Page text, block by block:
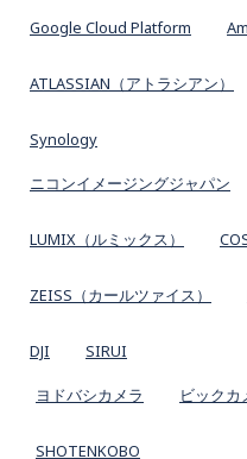
Google Cloud Platform
ATLASSIAN（アトラシアン）
Synology
ニコンイメージングジャパン
LUMIX（ルミックス）
ZEISS（カールツァイス）
DJI SIRUI
ヨドバシカメラ ビックカ
SHOTENKOBO